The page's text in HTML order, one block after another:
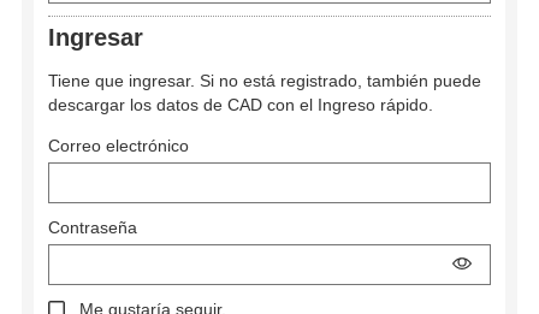
Ingresar
Tiene que ingresar. Si no está registrado, también puede
descargar los datos de CAD con el Ingreso rápido.
Correo electrónico
Contraseña
Me gustaría seguir.